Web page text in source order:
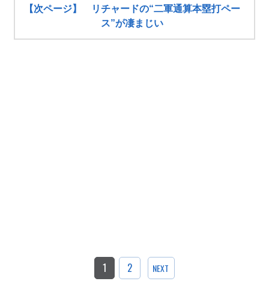
【次ページ】 リチャードの“二軍通算本塁打ペー
ス”が凄まじい
1 2 NEXT